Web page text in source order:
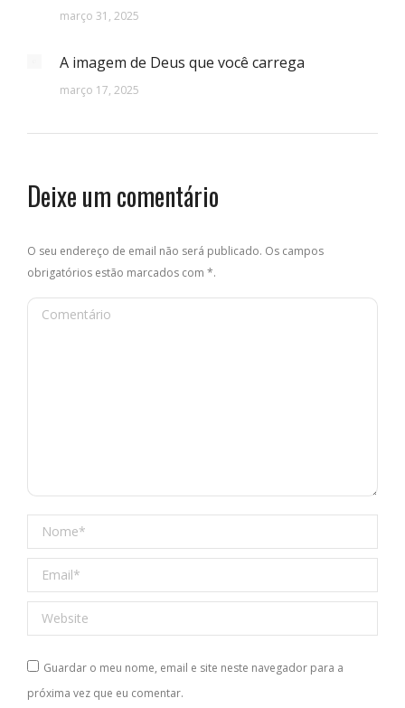
março 31, 2025
A imagem de Deus que você carrega
março 17, 2025
Deixe um comentário
O seu endereço de email não será publicado. Os campos
obrigatórios estão marcados com *.
Comentário
Nome *
Email *
Website
Guardar o meu nome, email e site neste navegador para a
próxima vez que eu comentar.